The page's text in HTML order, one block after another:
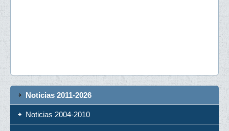
Noticias 2011-2026
Noticias 2004-2010